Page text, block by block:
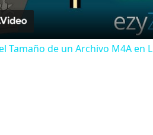
Tamaño de un Archivo M4A en